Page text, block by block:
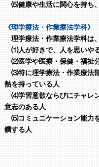
⑸健康や生活に関心を持ち
《理学療法・作業療法学科》
理学療法・作業療法学科は
⑴人が好きで、人を思いや
⑵医学や医療・保健・福祉
⑶特に理学療法・作業療法
熱を持っている人
⑷学習意欲ならびにチャレ
意志のある人
⑸コミュニケーション能力
鑽する人